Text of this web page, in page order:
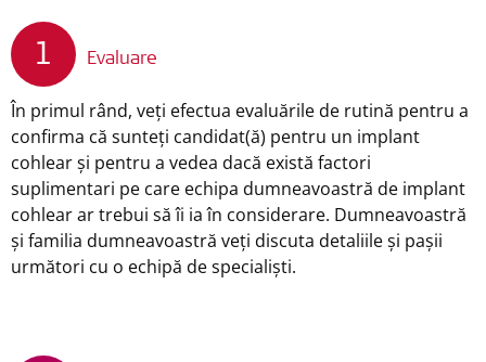
1 Evaluare
În primul rând, veți efectua evaluările de rutină pentru a
confirma că sunteți candidat(ă) pentru un implant
cohlear și pentru a vedea dacă există factori
suplimentari pe care echipa dumneavoastră de implant
cohlear ar trebui să îi ia în considerare. Dumneavoastră
și familia dumneavoastră veți discuta detaliile și pașii
următori cu o echipă de specialiști.